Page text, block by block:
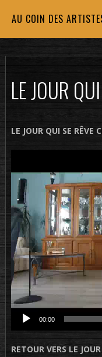
AU COIN DES
LE JOUR
LE JOUR QUI SE RÊVE
vidéo
00:00
RETOUR VERS LE